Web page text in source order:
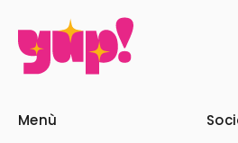
Menù